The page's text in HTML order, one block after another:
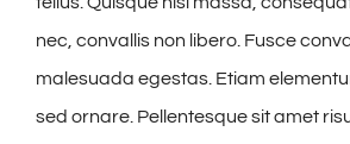
nec, convallis non libero. Fusce
malesuada egestas. Etiam
sed ornare. Pellentesque sit amet